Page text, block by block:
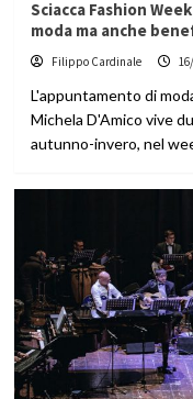
Sciacca Fashion
moda ma anche
Filippo Cardinale
L'appuntamento di
Michela D'Amico vive
autunno-invero, nel